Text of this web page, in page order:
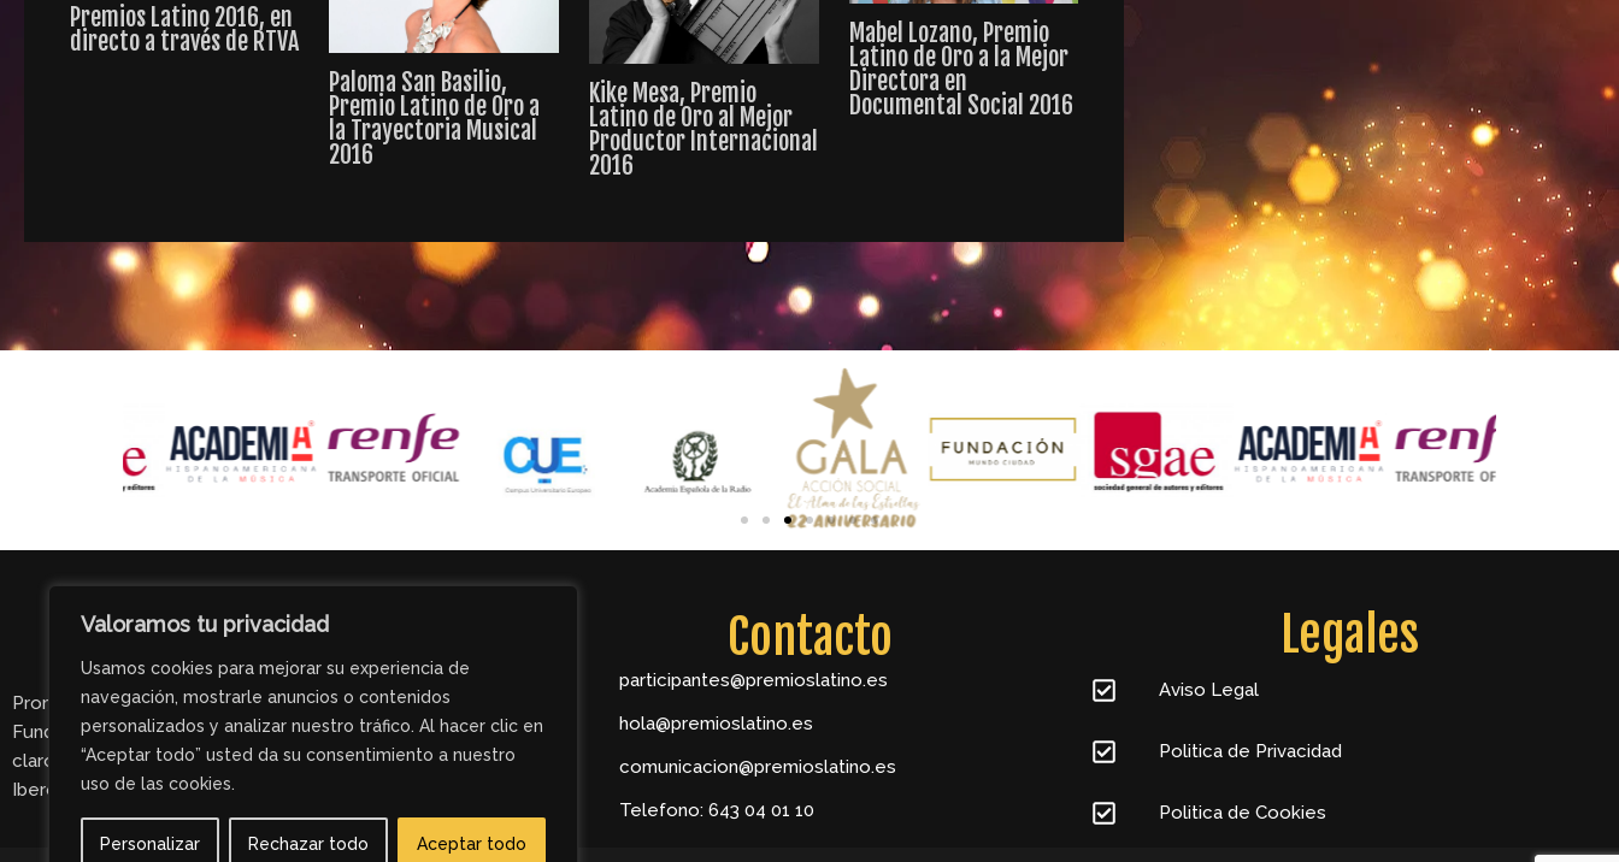
Valoramos tu privacidad
Usamos cookies para mejorar su experiencia de
navegación, mostrarle anuncios o contenidos
personalizados y analizar nuestro tráfico. Al hacer clic en
“Aceptar todo” usted da su consentimiento a nuestro
uso de las cookies.
Personalizar Rechazar todo Aceptar todo
Premios Latino 2016, en
directo a través de RTVA
Paloma San Basilio,
Premio Latino de Oro a
la Trayectoria Musical
2016
Kike Mesa, Premio
Latino de Oro al Mejor
Productor Internacional
2016
Mabel Lozano, Premio
Latino de Oro a la Mejor
Directora en
Documental Social 2016
Promovidos por Gala Acción Social y
Fundación Mundo Ciudad, entidades con el
claro impulso de promover la cultura
Iberoamericana del cine y la música.
Contacto
participantes@premioslatino.es
hola@premioslatino.es
comunicacion@premioslatino.es
Telefono: 643 04 01 10
Legales
Aviso Legal
Politica de Privacidad
Politica de Cookies